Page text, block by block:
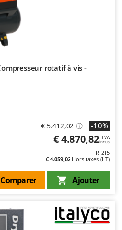
rotatif à vis -
€ 5.412,02 -10%
€ 4.870,82 TVA
Inclus
R-215
€ 4.059,02 Hors taxes (HT)
Ajouter
Comparer